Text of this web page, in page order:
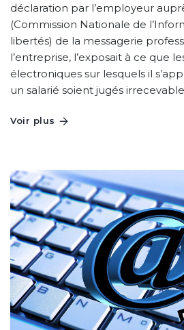
déclaration par l’employeur
(Commission Nationale de
libertés) de la messagerie
l’entreprise, l’exposait à ce que
électroniques sur lesquels il
un salarié soient jugés
Voir plus